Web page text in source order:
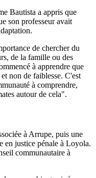
Bautista a appris que
son professeur avait
de chercher du
de la famille ou des
à apprendre que
non de faiblesse. C'est
à comprendre,
autour de cela".
à Arrupe, puis une
en justice pénale à Loyola.
communautaire à